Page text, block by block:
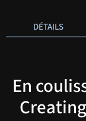
DÉTAILS
En